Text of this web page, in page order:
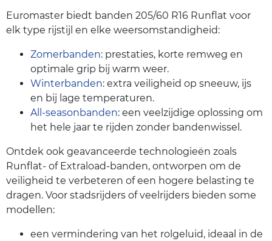
Euromaster biedt banden 205/60 R16 Runflat voor
elk type rijstijl en elke weersomstandigheid:
Zomerbanden: prestaties, korte remweg en
optimale grip bij warm weer.
Winterbanden: extra veiligheid op sneeuw, ijs
en bij lage temperaturen.
All-seasonbanden: een veelzijdige oplossing om
het hele jaar te rijden zonder bandenwissel.
Ontdek ook geavanceerde technologieën zoals
Runflat- of Extraload-banden, ontworpen om de
veiligheid te verbeteren of een hogere belasting te
dragen. Voor stadsrijders of veelrijders bieden some
modellen:
een vermindering van het rolgeluid, ideaal in de